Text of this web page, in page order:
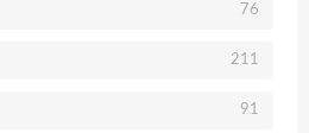
76
211
91